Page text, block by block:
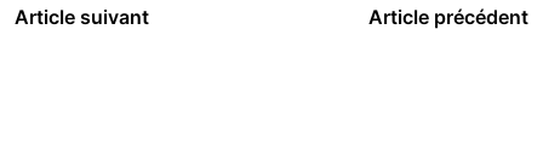
Article suivant Article précédent